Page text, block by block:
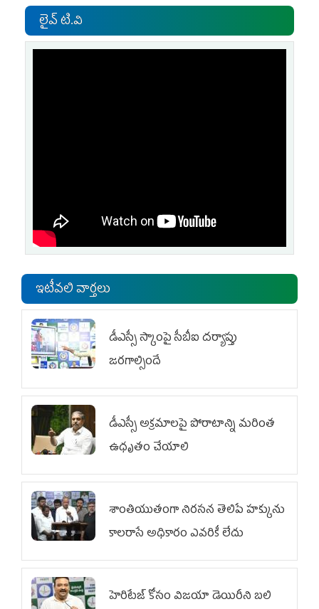
లైవ్ టి.వి
ఇటీవలి వార్తలు
డీఎస్సీ స్కాంపై సీబీఐ దర్యాప్తు
జరగాల్సిందే
డీఎస్సీ అక్రమాలపై పోరాటాన్ని మరింత
ఉధృతం చేయాలి
శాంతియుతంగా నిరసన తెలిపే హక్కును
కాలరాసే అధికారం ఎవరికీ లేదు
హెరిటేజ్ కోసం విజయా డెయిరీని బలి